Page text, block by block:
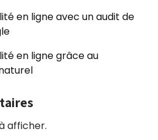
en ligne avec un audit de
en ligne grâce au
afficher.